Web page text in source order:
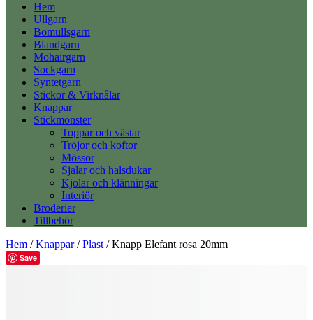
Hem
Ullgarn
Bomullsgarn
Blandgarn
Mohairgarn
Sockgarn
Syntetgarn
Stickor & Virknålar
Knappar
Stickmönster
Toppar och västar
Tröjor och koftor
Mössor
Sjalar och halsdukar
Kjolar och klänningar
Interiör
Broderier
Tillbehör
Hem /Knappar/Plast / Knapp Elefant rosa 20mm
Save